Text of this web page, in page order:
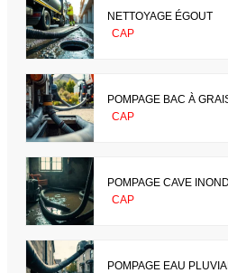
NETTOYAGE ÉGOUT
CAP
POMPAGE BAC À
CAP
POMPAGE CAVE
CAP
POMPAGE EAU